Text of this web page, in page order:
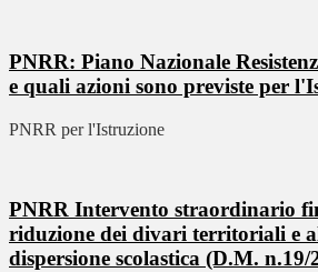
PNRR: Piano Nazionale
e quali azioni sono previste per
PNRR per l'Istruzione
PNRR Intervento straordinario
riduzione dei divari territoriali e
dispersione scolastica (D.M. n.19/